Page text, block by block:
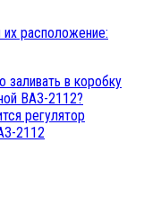
расположение:
заливать в коробку
ВАЗ-2112?
регулятор
2112